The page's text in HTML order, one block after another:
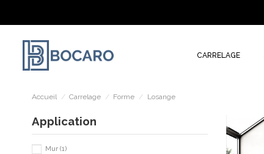
CARRELAGE
Accueil Carrelage Forme Losange
Application
Mur (1)